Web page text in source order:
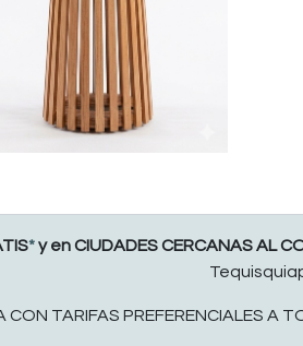
*y en CIUDADES CERCANAS AL
CON TARIFAS